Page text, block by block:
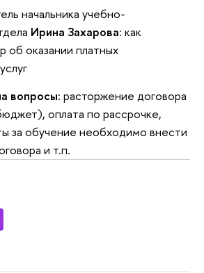
начальника учебно-
Ирина Захарова: как
об оказании платных
вопросы: расторжение договора
оплата по рассрочке,
за обучение необходимо внести
и т.п.